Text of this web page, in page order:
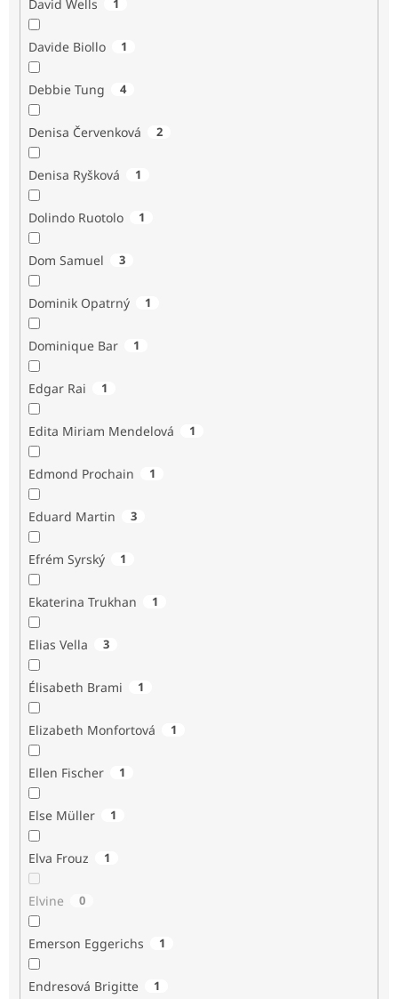
David Wells 1
Davide Biollo 1
Debbie Tung 4
Denisa Červenková 2
Denisa Ryšková 1
Dolindo Ruotolo 1
Dom Samuel 3
Dominik Opatrný 1
Dominique Bar 1
Edgar Rai 1
Edita Miriam Mendelová 1
Edmond Prochain 1
Eduard Martin 3
Efrém Syrský 1
Ekaterina Trukhan 1
Elias Vella 3
Élisabeth Brami 1
Elizabeth Monfortová 1
Ellen Fischer 1
Else Müller 1
Elva Frouz 1
Elvine 0
Emerson Eggerichs 1
Endresová Brigitte 1